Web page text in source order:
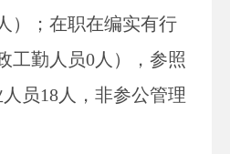
）；在职在编实有行
工勤人员0人），参照
员18人，非参公管理